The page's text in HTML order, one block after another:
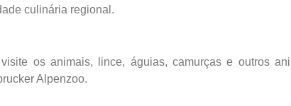
culinária regional.
os animais, lince, águias, camurças e outros
Alpenzoo.